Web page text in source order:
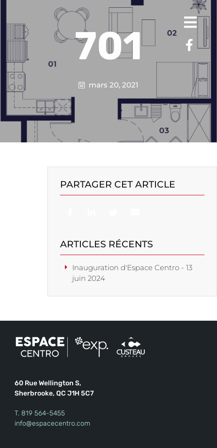
701
mars 20, 2021
PARTAGER CET ARTICLE
ARTICLES RÉCENTS
Inauguration d'Espace Centro - 13
juin 2024
60 Rue Wellington S,
Sherbrooke, QC J1H 5C7
T. 819 564-5455
info@espacecentro.com